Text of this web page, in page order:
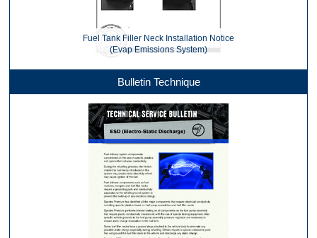
Fuel Tank Filler Neck Installation Notice
(Evap Emissions System)
Bulletin Technique